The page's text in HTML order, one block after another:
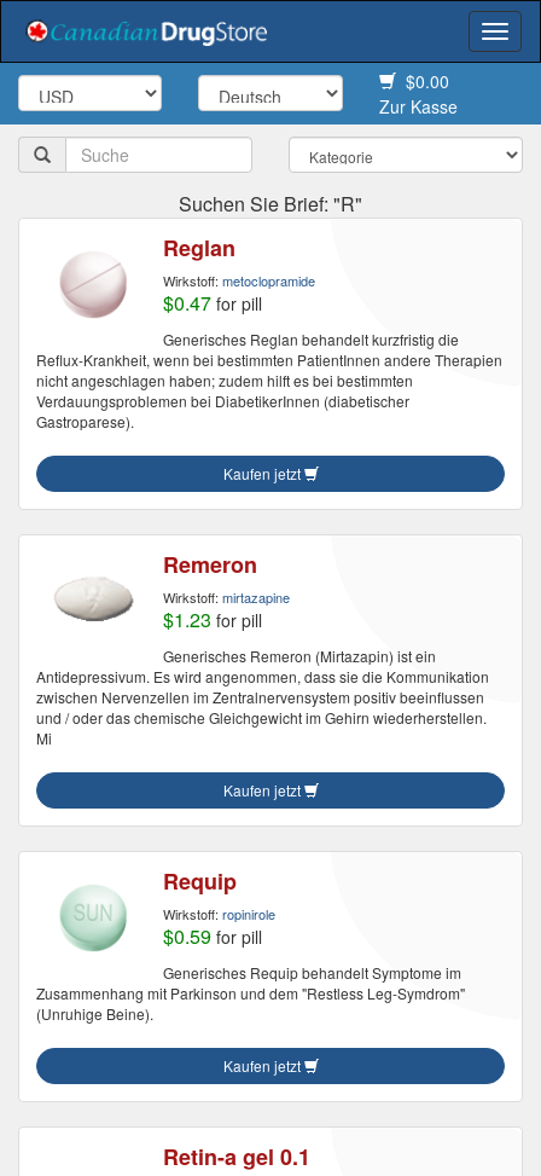
$0.00
Zur Kasse
Suchen Sie Brief: "R"
Reglan
Wirkstoff: metoclopramide
$0.47 for pill
Generisches Reglan behandelt kurzfristig die
Reflux-Krankheit, wenn bei bestimmten PatientInnen andere Therapien
nicht angeschlagen haben; zudem hilft es bei bestimmten
Verdauungsproblemen bei DiabetikerInnen (diabetischer
Gastroparese).
Kaufen jetzt
Remeron
Wirkstoff: mirtazapine
$1.23 for pill
Generisches Remeron (Mirtazapin) ist ein
Antidepressivum. Es wird angenommen, dass sie die Kommunikation
zwischen Nervenzellen im Zentralnervensystem positiv beeinflussen
und / oder das chemische Gleichgewicht im Gehirn wiederherstellen.
Mi
Kaufen jetzt
Requip
Wirkstoff: ropinirole
$0.59 for pill
Generisches Requip behandelt Symptome im
Zusammenhang mit Parkinson und dem "Restless Leg-Symdrom"
(Unruhige Beine).
Kaufen jetzt
Retin-a gel 0.1